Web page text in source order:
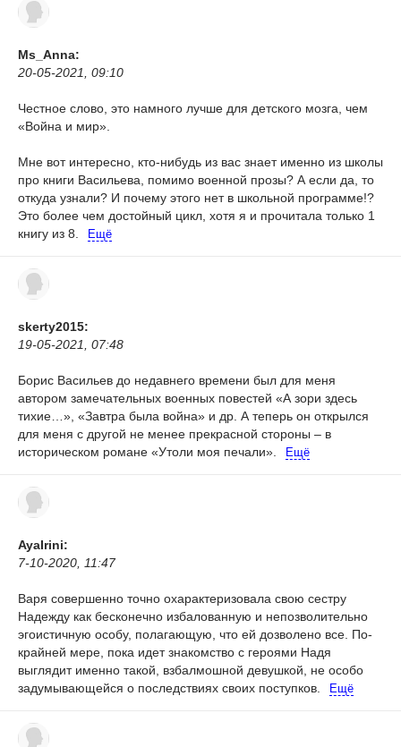
Ms_Anna:
20-05-2021, 09:10
Честное слово, это намного лучше для детского мозга, чем
«Война и мир».
Мне вот интересно, кто-нибудь из вас знает именно из школы
про книги Васильева, помимо военной прозы? А если да, то
откуда узнали? И почему этого нет в школьной программе!?
Это более чем достойный цикл, хотя я и прочитала только 1
книгу из 8.
Ещё
skerty2015:
19-05-2021, 07:48
Борис Васильев до недавнего времени был для меня
автором замечательных военных повестей «А зори здесь
тихие…», «Завтра была война» и др. А теперь он открылся
для меня с другой не менее прекрасной стороны – в
историческом романе «Утоли моя печали».
Ещё
AyaIrini:
7-10-2020, 11:47
Варя совершенно точно охарактеризовала свою сестру
Надежду как бесконечно избалованную и непозволительно
эгоистичную особу, полагающую, что ей дозволено все. По-
крайней мере, пока идет знакомство с героями Надя
выглядит именно такой, взбалмошной девушкой, не особо
задумывающейся о последствиях своих поступков.
Ещё